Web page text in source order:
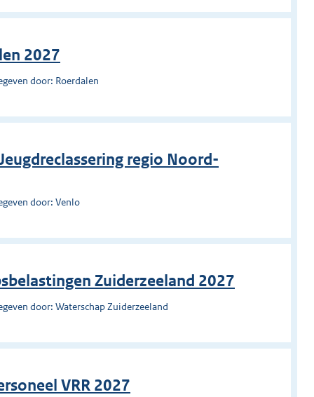
2027
door: Roerdalen
regio Noord-
door: Venlo
Zuiderzeeland 2027
door: Waterschap Zuiderzeeland
VRR 2027